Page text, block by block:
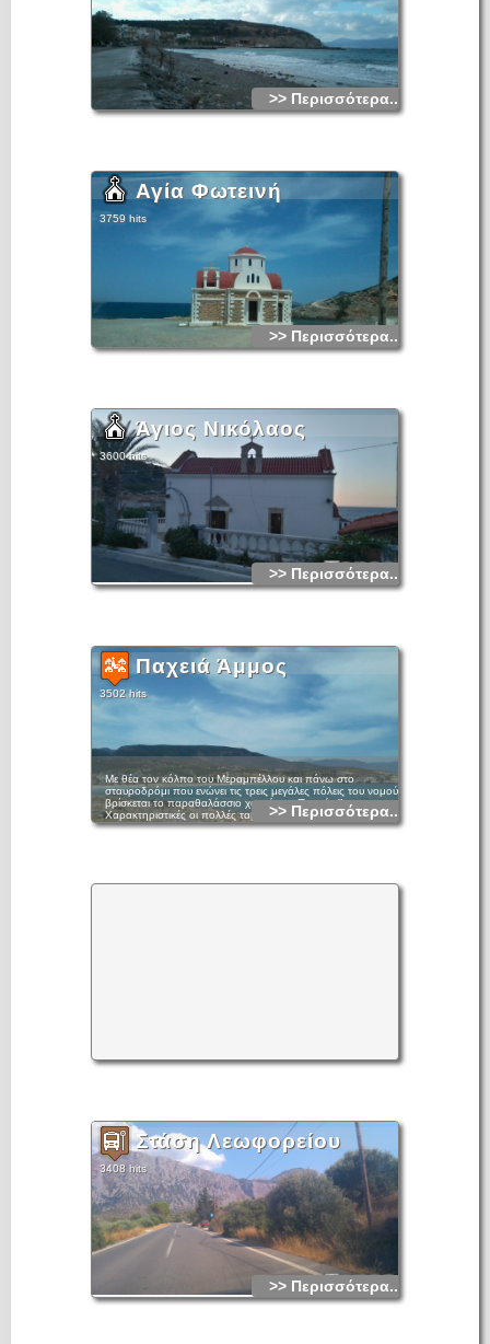
>> Περισσότερα...
Αγία Φωτεινή
3759 hits
>> Περισσότερα...
Άγιος Νικόλαος
3600 hits
>> Περισσότερα...
Παχειά Άμμος
3502 hits
Με θέα τον κόλπο του Μεραμπέλλου και πάνω στο
σταυροδρόμι που ενώνει τις τρεις μεγάλες πόλεις του νομού,
βρίσκεται το παραθαλάσσιο χωριό της Παχειάς Άμμου.
Χαρακτηριστικές οι πολλές ταβέρνες πάνω στο κύμα και
βέβαια ο σπουδαίας σημασίας μινωικός οικισμός των
παραλιακό μέτωπο ευθύνεται προφανώς για τό όνομα με την
περιοχή.
περιφερειακή σε μικρό λόφο, στην κορυφή του οποίου
υπήρχε μικρό ανάκτορο με πλατεία για τις ανακτορικές
τελετουργίες.
- Η Μονή Φανερωμένης, αφιερωμένη στην Κοίμηση της
Θεοτόκου και τη Ζωοδόχο Πηγή ιδρύθηκε πιθανότατα κατά
τη Βυζαντινή περίοδο. Στους απελευθερωτικούς αγώνες εκεί
κατέφευγαν οι καταδιωκόμενοι χριστιανοί, αλλά και οι
οπλαρχηγοί και οι αγωνιστές της περιοχής για καταφύγιο και
ενδυνάμωση.
>> Περισσότερα...
Στάση Λεωφορείου
3408 hits
>> Περισσότερα...